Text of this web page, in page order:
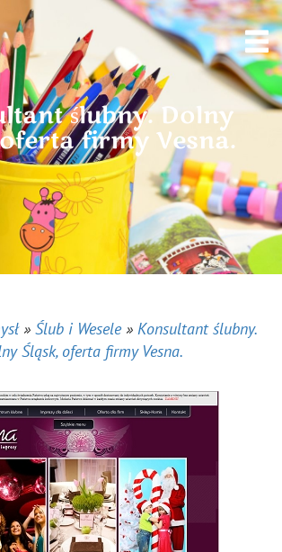
ślubny. Dolny
firmy Vesna.
» Ślub i Wesele» Konsultant ślubny.
Śląsk, oferta firmy Vesna.